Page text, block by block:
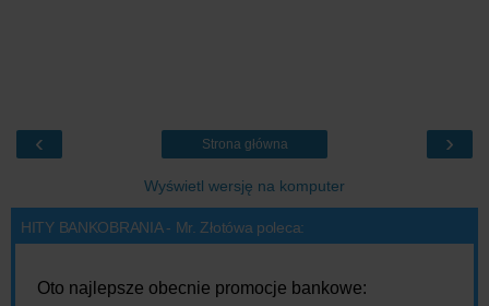
‹ ›
Strona główna
Wyświetl wersję na komputer
HITY BANKOBRANIA - Mr. Złotówa poleca:
Oto najlepsze obecnie promocje bankowe: